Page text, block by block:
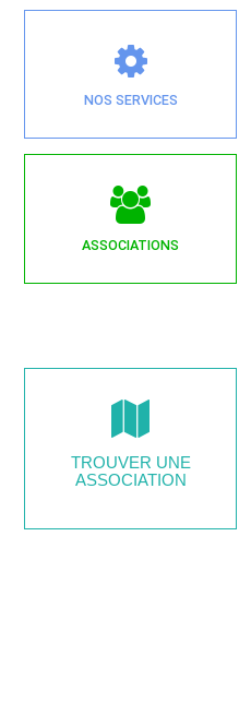
NOS SERVICES
ASSOCIATIONS
TROUVER UNE
ASSOCIATION